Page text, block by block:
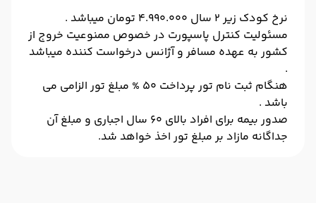
نرخ کودک زیر 2 سال 4.990.000 تومان میباشد .
مسئولیت کنترل پاسپورت در خصوص ممنوعیت خروج از
کشور به عهده مسافر و آژانس درخواست کننده میباشد
.
هنگام ثبت نام تور پرداخت 50 % مبلغ تور الزامی می
باشد .
صدور بیمه برای افراد بالای 60 سال اجباری و مبلغ آن
جداگانه مازاد بر مبلغ تور اخذ خواهد شد.